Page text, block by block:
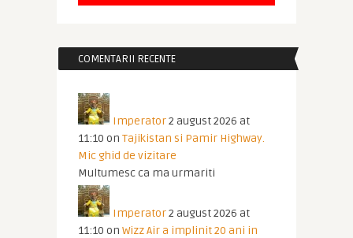
COMENTARII RECENTE
Imperator2 august 2026 at
11:10 on Tajikistan si Pamir Highway.
Mic ghid de vizitare
Multumesc ca ma urmariti
Imperator2 august 2026 at
11:10 on Wizz Air a implinit 20 ani in